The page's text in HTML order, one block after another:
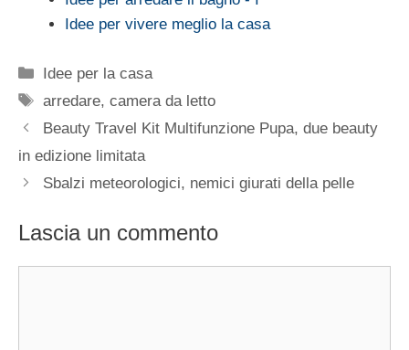
Idee per vivere meglio la casa
Categorie
Idee per la casa
Tag
arredare,camera da letto
Beauty Travel Kit Multifunzione Pupa, due beauty
in edizione limitata
Sbalzi meteorologici, nemici giurati della pelle
Lascia un commento